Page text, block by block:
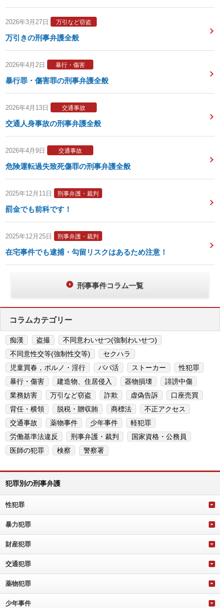
2026年3月27日 万引など窃盗
万引きの刑事弁護全般
2026年4月2日 暴行・傷害
暴行罪・傷害罪の刑事弁護全般
2026年4月13日 交通事故
交通人身事故の刑事弁護全般
2026年4月9日 交通事故
危険運転過失致死傷罪の刑事弁護全般
2025年12月11日 刑事弁護・裁判
罰金でも前科です！
2025年12月25日 刑事弁護・裁判
在宅事件でも逮捕・勾留リスクはあるため注意！
刑事事件コラム一覧
コラムカテゴリー
痴漢 盗撮
不同意わいせつ(強制わいせつ)
不同意性交等(強制性交等)
セクハラ
児童買春，ポルノ・淫行
パパ活 ストーカー
性犯罪
暴行・傷害
建造物、住居侵入 器物損壊
誹謗中傷
業務妨害
万引など窃盗 詐欺 虚偽告訴
口座売買
背任・横領
脱税・贈収賄 商標法
不正アクセス
交通事故
薬物事件 少年事件
軽犯罪
労働基準法違反
刑事弁護・裁判
国家資格・公務員
医師の犯罪
検察 警察署
犯罪別の刑事弁護
性犯罪
暴力犯罪
財産犯罪
交通犯罪
薬物犯罪
少年事件